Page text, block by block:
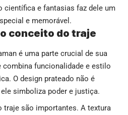
científica e fantasias faz dele um
e memorável.
conceito do traje
é uma parte crucial de sua
combina funcionalidade e estilo
O design prateado não é
simboliza poder e justiça.
traje são importantes. A textura